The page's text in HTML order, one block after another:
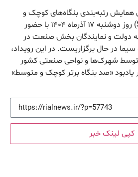
رتبه‌بندی بنگاه‌های کوچک و
متوسط کشور (SME100) روز دوشنبه ۱۷ آذرماه ۱۴۰۴ با حضور
دولت و نمایندگان بخش صنعت در
در حال برگزاریست. در این رویداد،
و متوسط شهرک‌ها و نواحی صنعتی کشور
یادبود «صد بنگاه برتر کوچک و متوسط»
کپی لینک خبر